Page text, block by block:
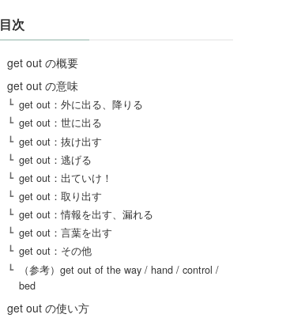
目次
get out の概要
get out の意味
get out：外に出る、降りる
get out：世に出る
get out：抜け出す
get out：逃げる
get out：出ていけ！
get out：取り出す
get out：情報を出す、漏れる
get out：言葉を出す
get out：その他
（参考）get out of the way / hand / control /
bed
get out の使い方